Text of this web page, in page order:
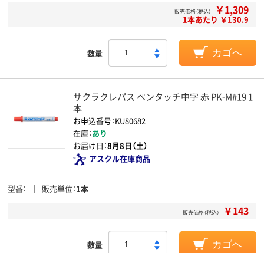
販売価格（税込） ￥1,309
1本あたり ￥130.9
数量 カゴへ
サクラクレパス ペンタッチ中字 赤 PK-M#19 1
本
お申込番号：KU80682
在庫：あり
お届け日：8月8日（土）
アスクル在庫商品
型番 販売単位 1本
販売価格（税込） ￥143
数量 カゴへ